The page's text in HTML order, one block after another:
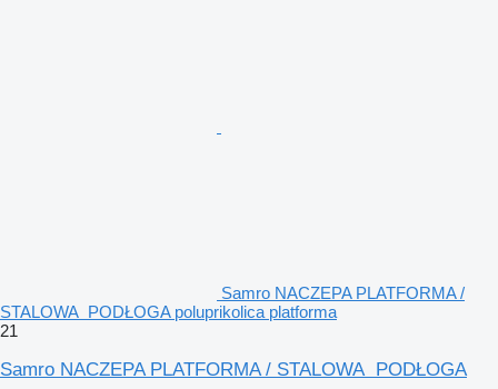
Samro NACZEPA PLATFORMA /
STALOWA PODŁOGA poluprikolica platforma
21
Samro NACZEPA PLATFORMA / STALOWA PODŁOGA